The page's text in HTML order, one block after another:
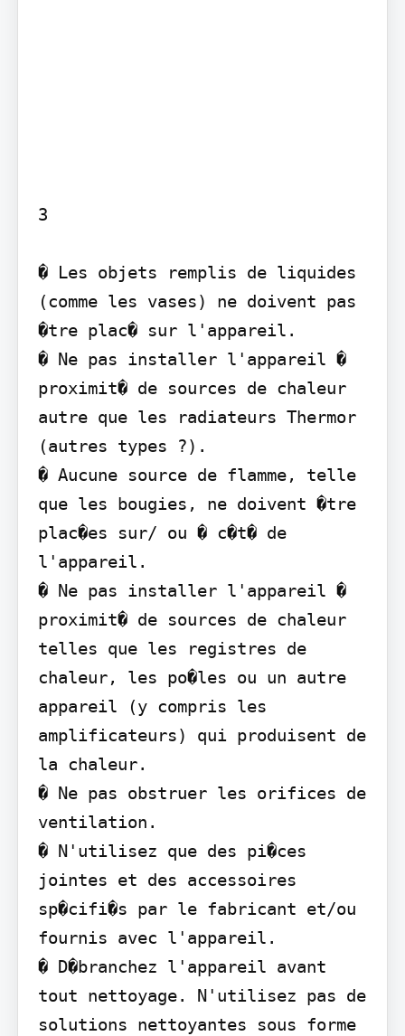
3
� Les objets remplis de liquides
(comme les vases) ne doivent pas
�tre plac� sur l'appareil.
� Ne pas installer l'appareil �
proximit� de sources de chaleur
autre que les radiateurs Thermor
(autres types ?).
� Aucune source de flamme, telle
que les bougies, ne doivent �tre
plac�es sur/ ou � c�t� de
l'appareil.
� Ne pas installer l'appareil �
proximit� de sources de chaleur
telles que les registres de
chaleur, les po�les ou un autre
appareil (y compris les
amplificateurs) qui produisent de
la chaleur.
� Ne pas obstruer les orifices de
ventilation.
� N'utilisez que des pi�ces
jointes et des accessoires
sp�cifi�s par le fabricant et/ou
fournis avec l'appareil.
� D�branchez l'appareil avant
tout nettoyage. N'utilisez pas de
solutions nettoyantes sous forme